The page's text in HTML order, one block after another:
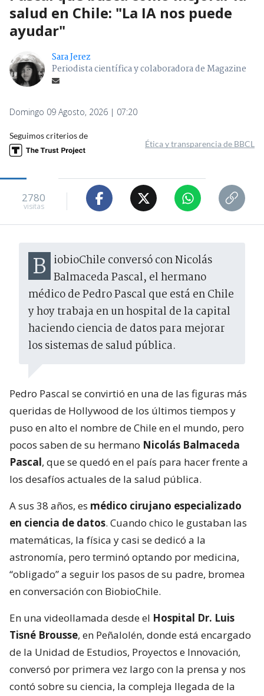
salud en Chile: "La IA nos puede
ayudar"
Sara Jerez
Periodista científica y colaboradora de Magazine
Domingo 09 Agosto, 2026 | 07:20
Seguimos criterios de
Ética y transparencia de BBCL
2780
visitas
BiobioChile conversó con Nicolás Balmaceda Pascal, el hermano
médico de Pedro Pascal que está en Chile
y hoy trabaja en un hospital de la capital
haciendo ciencia de datos para mejorar
los sistemas de salud pública.
Pedro Pascal se convirtió en una de las figuras más
queridas de Hollywood de los últimos tiempos y
puso en alto el nombre de Chile en el mundo, pero
pocos saben de su hermano Nicolás Balmaceda
Pascal, que se quedó en el país para hacer frente a
los desafíos actuales de la salud pública.
A sus 38 años, es médico cirujano especializado
en ciencia de datos. Cuando chico le gustaban las
matemáticas, la física y casi se dedicó a la
astronomía, pero terminó optando por medicina,
“obligado” a seguir los pasos de su padre, bromea
en conversación con BiobioChile.
En una videollamada desde el Hospital Dr. Luis
Tisné Brousse, en Peñalolén, donde está encargado
de la Unidad de Estudios, Proyectos e Innovación,
conversó por primera vez largo con la prensa y nos
contó sobre su ciencia, la compleja llegada de la